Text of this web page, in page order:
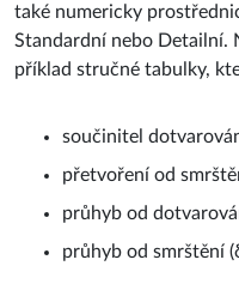
také numericky
Standardní nebo Detailní.
příklad stručné tabulky,
součinitel
přetvoření od
průhyb od
průhyb od smrštění